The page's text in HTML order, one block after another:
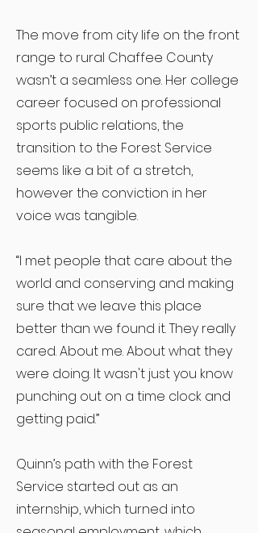
The move from city life on the front
range to rural Chaffee County
wasn’t a seamless one. Her college
career focused on professional
sports public relations, the
transition to the Forest Service
seems like a bit of a stretch,
however the conviction in her
voice was tangible.
“I met people that care about the
world and conserving and making
sure that we leave this place
better than we found it. They really
cared. About me. About what they
were doing. It wasn't just you know
punching out on a time clock and
getting paid.”
Quinn’s path with the Forest
Service started out as an
internship, which turned into